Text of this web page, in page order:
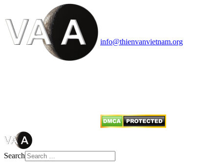
info@thienvanvietnam.org
Search